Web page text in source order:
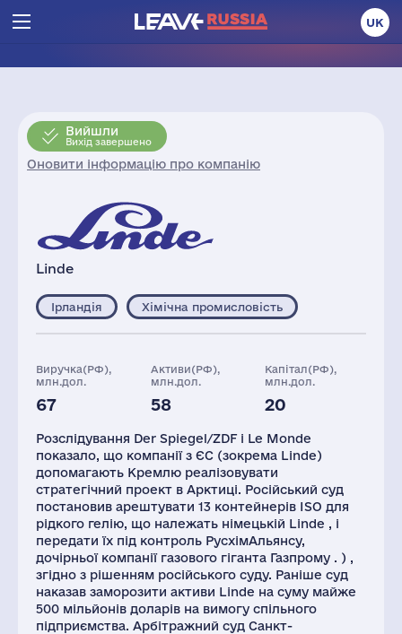
UK
Вийшли
Вихід завершено
Оновити інформацію про компанію
Linde
Ірландія Хімічна промисловість
Виручка(РФ),
млн.дол.
67
Активи(РФ),
млн.дол.
58
Капітал(РФ),
млн.дол.
20
млн.дол.
32854
2021
310
млн.дол.
36
Розслідування Der Spiegel/ZDF і Le Monde
показало, що компанії з ЄС (зокрема Linde)
допомагають Кремлю реалізовувати
стратегічний проект в Арктиці. Російський суд
постановив арештувати 13 контейнерів ISO для
рідкого гелію, що належать німецькій Linde , і
передати їх під контроль РусхімАльянсу,
дочірньої компанії газового гіганта Газпрому . ) ,
згідно з рішенням російського суду. Раніше суд
наказав заморозити активи Linde на суму майже
500 мільйонів доларів на вимогу спільного
підприємства. Арбітражний суд Санкт-